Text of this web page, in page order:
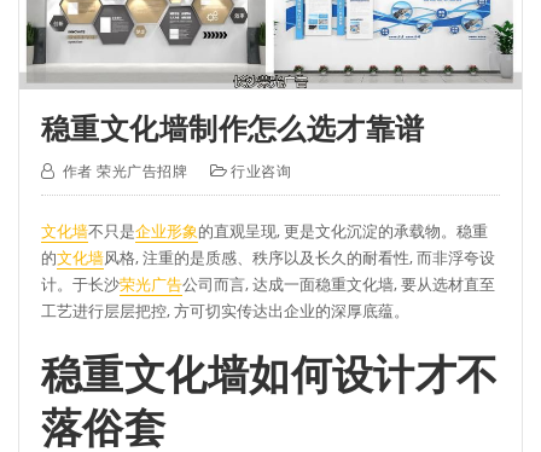
稳重文化墙制作怎么选才靠谱
作者荣光广告招牌 行业咨询
文化墙不只是企业形象的直观呈现, 更是文化沉淀的承载物。稳重
的文化墙风格, 注重的是质感、秩序以及长久的耐看性, 而非浮夸设
计。于长沙荣光广告公司而言, 达成一面稳重文化墙, 要从选材直至
工艺进行层层把控, 方可切实传达出企业的深厚底蕴。
稳重文化墙如何设计才不
落俗套